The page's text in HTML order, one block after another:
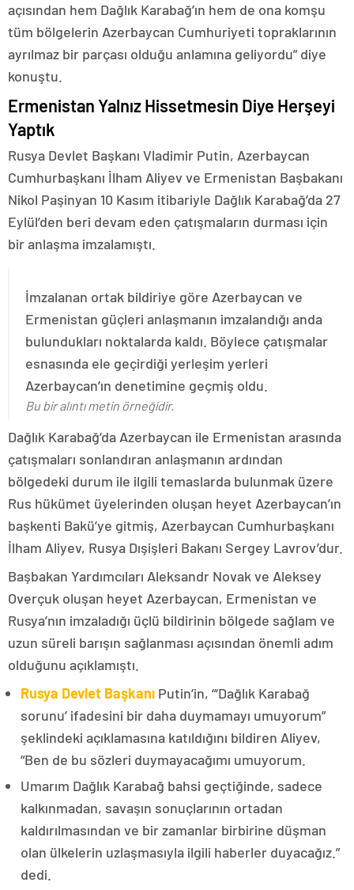
açısından hem Dağlık Karabağ’ın hem de ona komşu
tüm bölgelerin Azerbaycan Cumhuriyeti topraklarının
ayrılmaz bir parçası olduğu anlamına geliyordu” diye
konuştu.
Ermenistan Yalnız Hissetmesin Diye Herşeyi
Yaptık
Rusya Devlet Başkanı Vladimir Putin, Azerbaycan
Cumhurbaşkanı İlham Aliyev ve Ermenistan Başbakanı
Nikol Paşinyan 10 Kasım itibariyle Dağlık Karabağ’da 27
Eylül’den beri devam eden çatışmaların durması için
bir anlaşma imzalamıştı.
İmzalanan ortak bildiriye göre Azerbaycan ve
Ermenistan güçleri anlaşmanın imzalandığı anda
bulundukları noktalarda kaldı. Böylece çatışmalar
esnasında ele geçirdiği yerleşim yerleri
Azerbaycan’ın denetimine geçmiş oldu.
Bu bir alıntı metin örneğidir.
Dağlık Karabağ’da Azerbaycan ile Ermenistan arasında
çatışmaları sonlandıran anlaşmanın ardından
bölgedeki durum ile ilgili temaslarda bulunmak üzere
Rus hükümet üyelerinden oluşan heyet Azerbaycan’ın
başkenti Bakü’ye gitmiş, Azerbaycan Cumhurbaşkanı
İlham Aliyev, Rusya Dışişleri Bakanı Sergey Lavrov’dur.
Başbakan Yardımcıları Aleksandr Novak ve Aleksey
Overçuk oluşan heyet Azerbaycan, Ermenistan ve
Rusya’nın imzaladığı üçlü bildirinin bölgede sağlam ve
uzun süreli barışın sağlanması açısından önemli adım
olduğunu açıklamıştı.
Rusya Devlet Başkanı Putin’in, “‘Dağlık Karabağ
sorunu’ ifadesini bir daha duymamayı umuyorum”
şeklindeki açıklamasına katıldığını bildiren Aliyev,
“Ben de bu sözleri duymayacağımı umuyorum.
Umarım Dağlık Karabağ bahsi geçtiğinde, sadece
kalkınmadan, savaşın sonuçlarının ortadan
kaldırılmasından ve bir zamanlar birbirine düşman
olan ülkelerin uzlaşmasıyla ilgili haberler duyacağız.”
dedi.